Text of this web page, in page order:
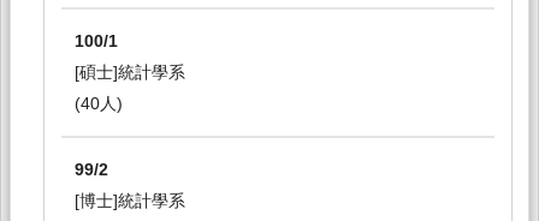
100/1
[碩士]統計學系
(40人)
99/2
[博士]統計學系